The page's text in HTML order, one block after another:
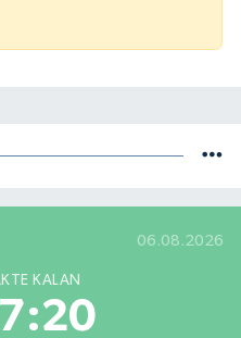
06.08.2026
KALAN